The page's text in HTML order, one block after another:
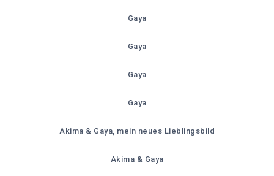
Gaya
Gaya
Gaya
Gaya
Akima & Gaya, mein neues Lieblingsbild
Akima & Gaya